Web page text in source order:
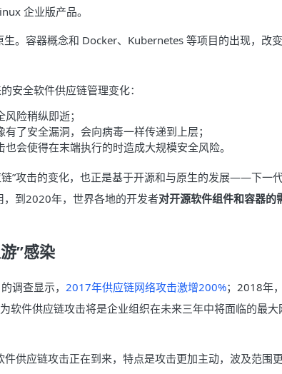
企业版产品。
。容器概念和 Docker、Kubernetes 等项目的出现，改
安全软件供应链管理变化：
险稍纵即逝；
了安全漏洞，会向病毒一样传递到上层；
会使得在末端执行的时造成大规模安全风险。
”攻击的变化，也正是基于开源和与原生的发展——下一
到2020年，世界各地的开发者对开源软件组件和容器的
”感染
调查显示， 2017年供应链网络攻击激增200%；2018年
软件供应链攻击将是企业组织在未来三年中将面临的最大
供应链攻击正在到来，特点是攻击更加主动，波及范围更